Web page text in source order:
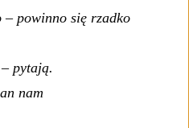
– powinno się rzadko
pytają.
nam